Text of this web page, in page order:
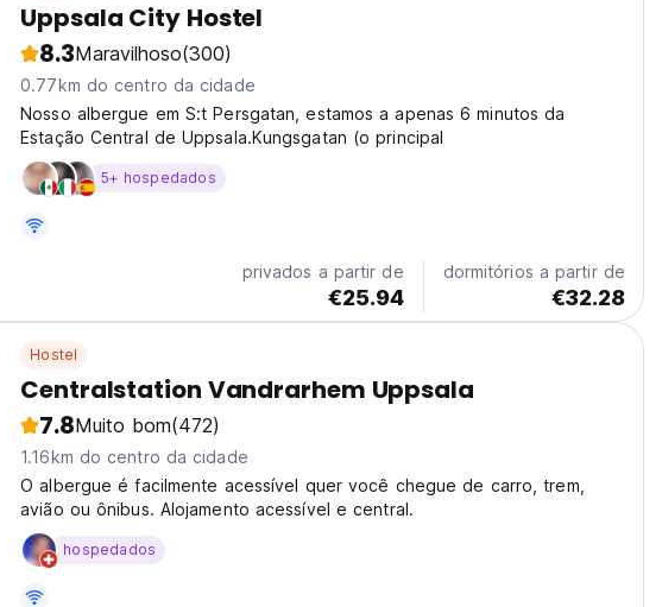
Uppsala City Hostel
8.3Maravilhoso(300)
0.77km do centro da cidade
Nosso albergue em S:t Persgatan, estamos a apenas 6 minutos da
Estação Central de Uppsala.Kungsgatan (o principal
5+ hospedados
privados a partir de
€25.94
dormitórios a partir de
€32.28
Hostel
Centralstation Vandrarhem Uppsala
7.8Muito bom(472)
1.16km do centro da cidade
O albergue é facilmente acessível quer você chegue de carro, trem,
avião ou ônibus. Alojamento acessível e central.
hospedados